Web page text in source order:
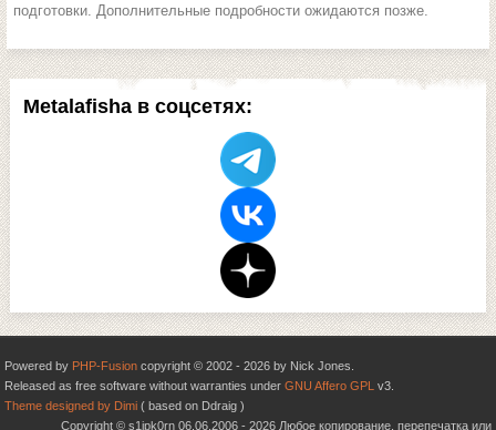
Metalafisha в соцсетях:
подготовки. Дополнительные подробности ожидаются позже.
Powered by PHP-Fusion copyright © 2002 - 2026 by Nick Jones.
Released as free software without warranties under GNU Affero GPL v3.
Theme designed by Dimi ( based on Ddraig )
Copyright © s1ipk0rn 06.06.2006 - 2026 Любое копирование, перепечатка или